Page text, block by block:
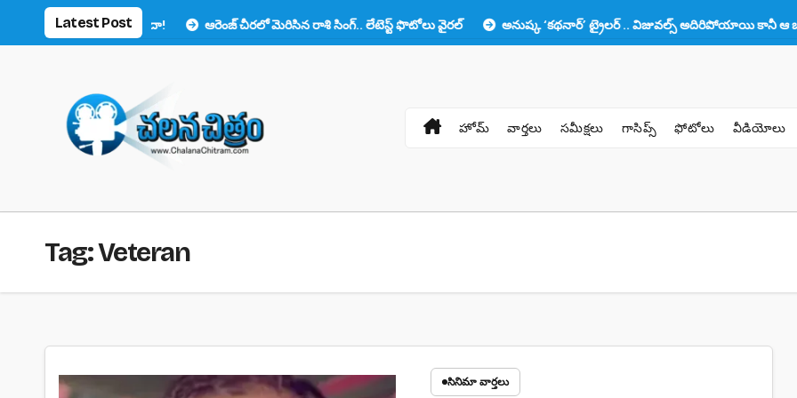
Latest Post
చూసి ఫ్యాన్స్ ఫిదా! ఆరెంజ్ చీరలో మెరిసిన రాశి సింగ్.. లేటెస్ట్ ఫొటోలు వైరల్ అనుష్క ‘కథనార్’ ట్రైలర్ .. విజువల్స్ అదిరిపోయాయి కానీ ఆ ఒక్కటే లోటు!!
హోమ్ వార్తలు సమీక్షలు గాసిప్స్ ఫోటోలు వీడియోలు
Tag:Veteran
సినిమా వార్తలు